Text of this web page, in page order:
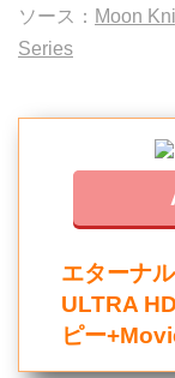
ソース： Moon
Series
エターナ
ULTRA
ピー